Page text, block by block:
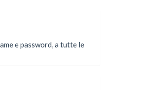
e password, a tutte le